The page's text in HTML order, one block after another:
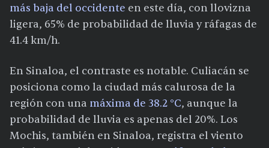
más baja del occidente en este día, con llovizna
ligera, 65% de probabilidad de lluvia y ráfagas de
41.4 km/h.
En Sinaloa, el contraste es notable. Culiacán se
posiciona como la ciudad más calurosa de la
región con una máxima de 38.2 °C, aunque la
probabilidad de lluvia es apenas del 20%. Los
Mochis, también en Sinaloa, registra el viento